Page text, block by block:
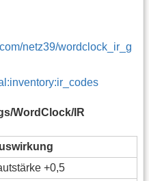
netz39/wordclock_ir_g
WordClock/IR
+0,5